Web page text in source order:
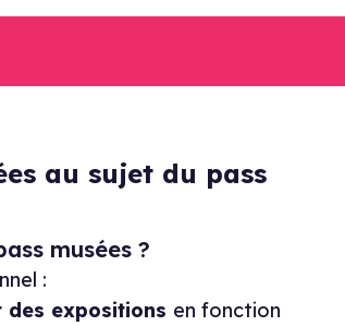
au sujet du pass
musées ?
:
des expositions en fonction